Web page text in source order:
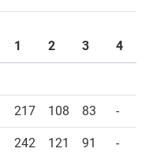
1 2 3 4
217 108 83 -
242 121 91 -